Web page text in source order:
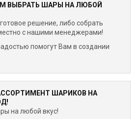
ВЫБРАТЬ ШАРЫ НА ЛЮБОЙ
решение, либо собрать
с нашими менеджерами!
помогут Вам в создании
ШАРИКОВ НА
на любой вкус!